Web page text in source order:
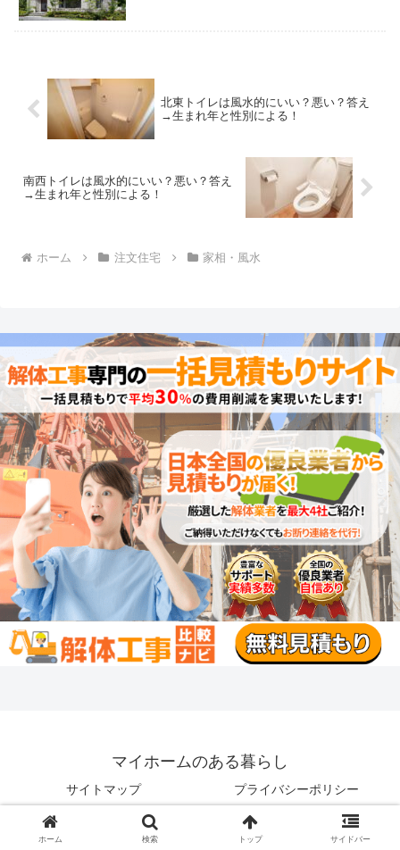
北東トイレは風水的にいい？悪い？答え
→生まれ年と性別による！
南西トイレは風水的にいい？悪い？答え
→生まれ年と性別による！
ホーム 注文住宅 家相・風水
マイホームのある暮らし
サイトマップ
プライバシーポリシー
© 2019 マイホームのある暮らし.
ホーム 検索 トップ サイドバー